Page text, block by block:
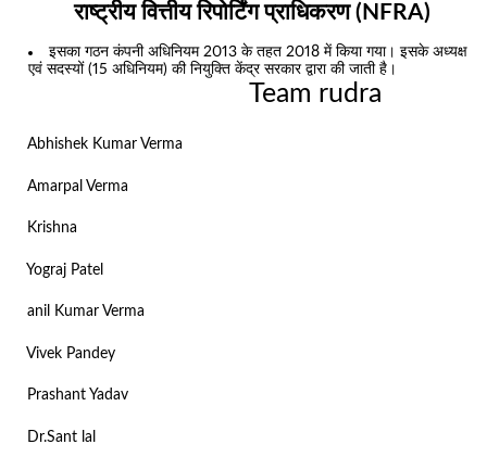
राष्ट्रीय वित्तीय रिपोर्टिंग प्राधिकरण (NFRA)
इसका गठन कंपनी अधिनियम 2013 के तहत 2018 में किया गया। इसके अध्यक्ष
एवं सदस्यों (15 अधिनियम) की नियुक्ति केंद्र सरकार द्वारा की जाती है।
Team rudra
Abhishek Kumar Verma
Amarpal Verma
Krishna
Yograj Patel
anil Kumar Verma
Vivek Pandey
Prashant Yadav
Dr.Sant lal